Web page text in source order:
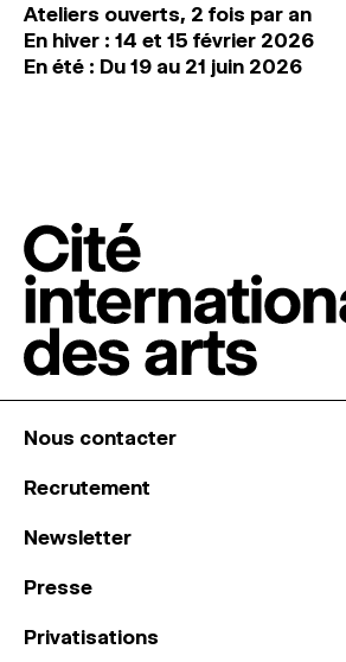
Ateliers ouverts, 2 fois par an
En hiver : 14 et 15 février 2026
En été : Du 19 au 21 juin 2026
Nous contacter
Recrutement
Newsletter
Presse
Privatisations